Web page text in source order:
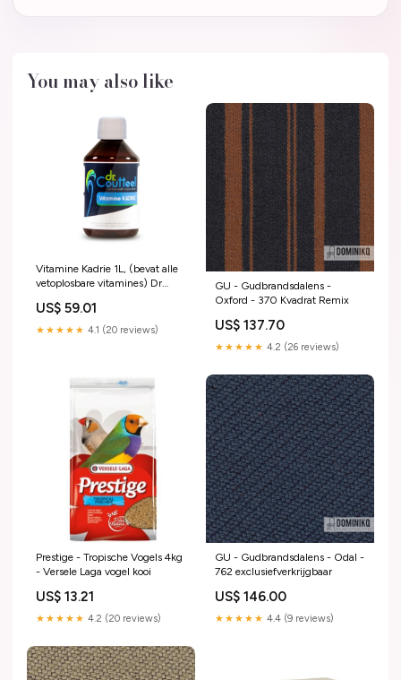
You may also like
Vitamine Kadrie 1L, (bevat alle
vetoplosbare vitamines) Dr
US$ 59.01
★★★★★ 4.1 (20 reviews)
GU - Gudbrandsdalens -
Oxford - 370 Kvadrat Remix
US$ 137.70
★★★★★ 4.2 (26 reviews)
Prestige - Tropische Vogels 4kg
- Versele Laga vogel kooi
US$ 13.21
★★★★★ 4.2 (20 reviews)
GU - Gudbrandsdalens - Odal -
762 exclusiefverkrijgbaar
US$ 146.00
★★★★★ 4.4 (9 reviews)